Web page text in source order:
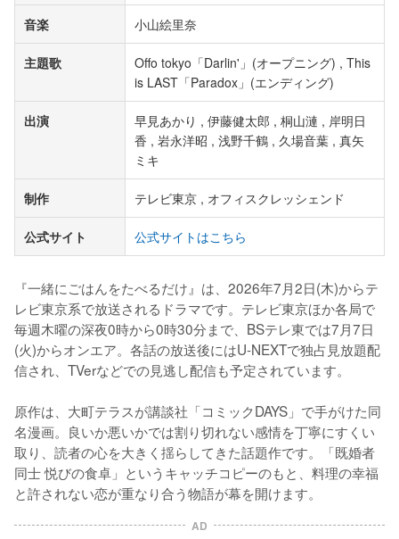
音楽 小山絵里奈
主題歌
Offo tokyo「Darlin'」(オープニング) , This
is LAST「Paradox」(エンディング)
出演
早見あかり , 伊藤健太郎 , 桐山漣 , 岸明日
香 , 岩永洋昭 , 浅野千鶴 , 久場音葉 , 真矢
ミキ
制作 テレビ東京 , オフィスクレッシェンド
公式サイト 公式サイトはこちら
『一緒にごはんをたべるだけ』は、2026年7月2日(木)からテ
レビ東京系で放送されるドラマです。テレビ東京ほか各局で
毎週木曜の深夜0時から0時30分まで、BSテレ東では7月7日
(火)からオンエア。各話の放送後にはU-NEXTで独占見放題配
信され、TVerなどでの見逃し配信も予定されています。
原作は、大町テラスが講談社「コミックDAYS」で手がけた同
名漫画。良いか悪いかでは割り切れない感情を丁寧にすくい
取り、読者の心を大きく揺らしてきた話題作です。「既婚者
同士 悦びの食卓」というキャッチコピーのもと、料理の幸福
と許されない恋が重なり合う物語が幕を開けます。
AD